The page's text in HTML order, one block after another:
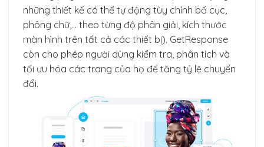
những thiết kế có thể tự động tùy chỉnh bố cục,
phông chữ,… theo từng độ phân giải, kích thước
màn hình trên tất cả các thiết bị). GetResponse
còn cho phép người dùng kiểm tra, phân tích và
tối ưu hóa các trang của họ để tăng tỷ lệ chuyển
đổi.